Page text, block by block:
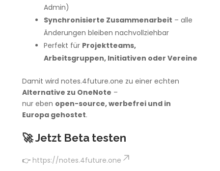
Admin)
Synchronisierte Zusammenarbeit – alle
Änderungen bleiben nachvollziehbar
Perfekt für Projektteams,
Arbeitsgruppen, Initiativen oder Vereine
Damit wird notes.4future.one zu einer echten
Alternative zu OneNote –
nur eben open-source, werbefrei und in
Europa gehostet.
🚀Jetzt Beta testen
👉 https://notes.4future.one